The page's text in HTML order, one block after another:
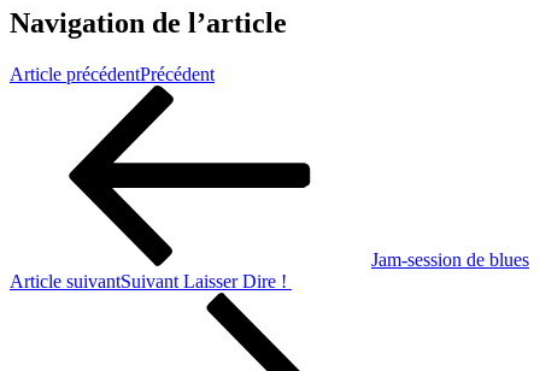
Navigation de l’article
Article précédentPrécédent
Jam-session de blues
Article suivantSuivant Laisser Dire !